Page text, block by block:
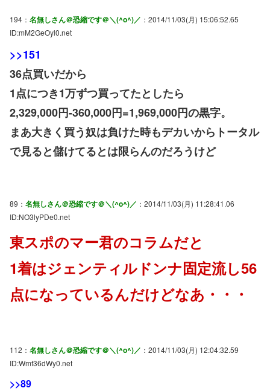
194： 名無しさん＠恐縮です＠＼(^o^)／ ：2014/11/03(月) 15:06:52.65
ID:mM2GeOyl0.net
>>151
36点買いだから
1点につき1万ずつ買ってたとしたら
2,329,000円-360,000円=1,969,000円の黒字。
まあ大きく買う奴は負けた時もデカいからトータル
で見ると儲けてるとは限らんのだろうけど
89： 名無しさん＠恐縮です＠＼(^o^)／ ：2014/11/03(月) 11:28:41.06
ID:NO3lyPDe0.net
東スポのマー君のコラムだと
1着はジェンティルドンナ固定流し56
点になっているんだけどなあ・・・
112： 名無しさん＠恐縮です＠＼(^o^)／ ：2014/11/03(月) 12:04:32.59
ID:Wmf36dWy0.net
>>89